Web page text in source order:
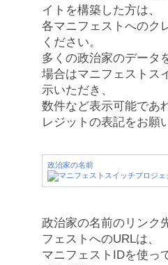
イトを構築した方は、
各マニフェストへのク
ください。
多くの政治家のデータ
場合はマニフェストス
示いただき、
数件など表示可能であ
レジットの表記をお願
政治家の名前
政治家の名前のリンク
フェストへのURLは、
マニフェストIDを使っ